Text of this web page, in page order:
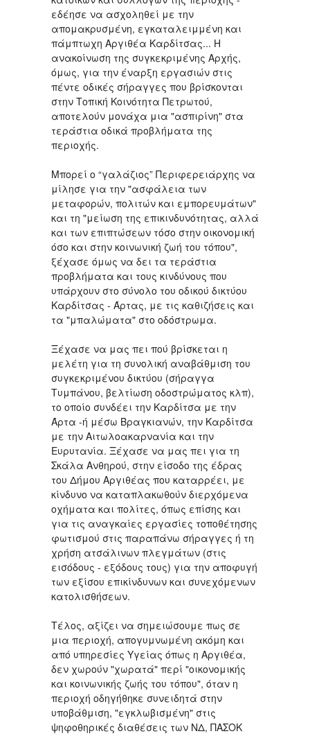
εδέησε να ασχοληθεί με την
απομακρυσμένη, εγκαταλειμμένη και
πάμπτωχη Αργιθέα Καρδίτσας... Η
ανακοίνωση της συγκεκριμένης Αρχής,
όμως, για την έναρξη εργασιών στις
πέντε οδικές σήραγγες που βρίσκονται
στην Τοπική Κοινότητα Πετρωτού,
αποτελούν μονάχα μια "ασπιρίνη" στα
τεράστια οδικά προβλήματα της
περιοχής.
Μπορεί ο “γαλάζιος” Περιφερειάρχης να
μίλησε για την "ασφάλεια των
μεταφορών, πολιτών και εμπορευμάτων"
και τη "μείωση της επικινδυνότητας, αλλά
και των επιπτώσεων τόσο στην οικονομική
όσο και στην κοινωνική ζωή του τόπου",
ξέχασε όμως να δει τα τεράστια
προβλήματα και τους κινδύνους που
υπάρχουν στο σύνολο του οδικού δικτύου
Καρδίτσας - Άρτας, με τις καθιζήσεις και
τα "μπαλώματα" στο οδόστρωμα.
Ξέχασε να μας πει πού βρίσκεται η
μελέτη για τη συνολική αναβάθμιση του
συγκεκριμένου δικτύου (σήραγγα
Τυμπάνου, βελτίωση οδοστρώματος κλπ),
το οποίο συνδέει την Καρδίτσα με την
Άρτα -ή μέσω Βραγκιανών, την Καρδίτσα
με την Αιτωλοακαρνανία και την
Ευρυτανία. Ξέχασε να μας πει για τη
Σκάλα Ανθηρού, στην είσοδο της έδρας
του Δήμου Αργιθέας που καταρρέει, με
κίνδυνο να καταπλακωθούν διερχόμενα
οχήματα και πολίτες, όπως επίσης και
για τις αναγκαίες εργασίες τοποθέτησης
φωτισμού στις παραπάνω σήραγγες ή τη
χρήση ατσάλινων πλεγμάτων (στις
εισόδους - εξόδους τους) για την αποφυγή
των εξίσου επικίνδυνων και συνεχόμενων
κατολισθήσεων.
Τέλος, αξίζει να σημειώσουμε πως σε
μια περιοχή, απογυμνωμένη ακόμη και
από υπηρεσίες Υγείας όπως η Αργιθέα,
δεν χωρούν "χωρατά" περί "οικονομικής
και κοινωνικής ζωής του τόπου", όταν η
περιοχή οδηγήθηκε συνειδητά στην
υποβάθμιση, "εγκλωβισμένη" στις
ψηφοθηρικές διαθέσεις των ΝΔ, ΠΑΣΟΚ